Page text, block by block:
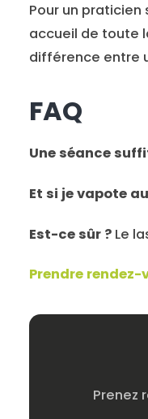
Pour un praticien
accueil de toute
différence entre
FAQ
Une séance
Et si je vapote
Est-ce sûr ? Le
Prendre
Prenez